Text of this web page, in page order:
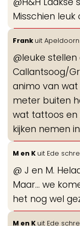
Misschien leuk
Frank uit Apeldoorn
@leuke
Callantsoog/
animo van
meter buiten
wat tattoos en
kijken nemen
M en K uit Ede
@ J en M.
Maar... we
het nog wel
M en K uit Ede